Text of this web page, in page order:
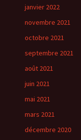
janvier 2022
novembre 2021
octobre 2021
septembre 2021
août 2021
juin 2021
mai 2021
mars 2021
décembre 2020